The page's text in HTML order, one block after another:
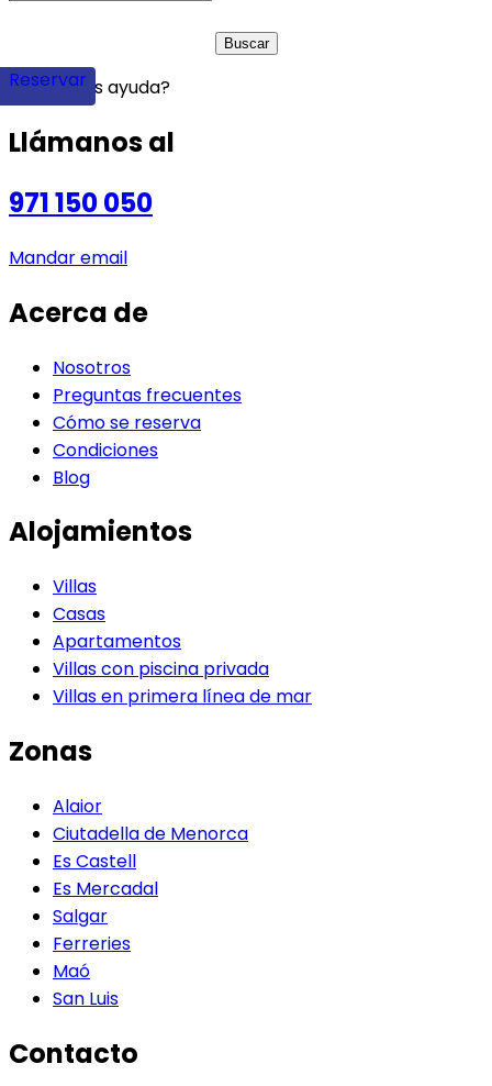
Reservar
¿Necesitas ayuda?
Llámanos al
971 150 050
Mandar email
Acerca de
Nosotros
Preguntas frecuentes
Cómo se reserva
Condiciones
Blog
Alojamientos
Villas
Casas
Apartamentos
Villas con piscina privada
Villas en primera línea de mar
Zonas
Alaior
Ciutadella de Menorca
Es Castell
Es Mercadal
Salgar
Ferreries
Maó
San Luis
Contacto